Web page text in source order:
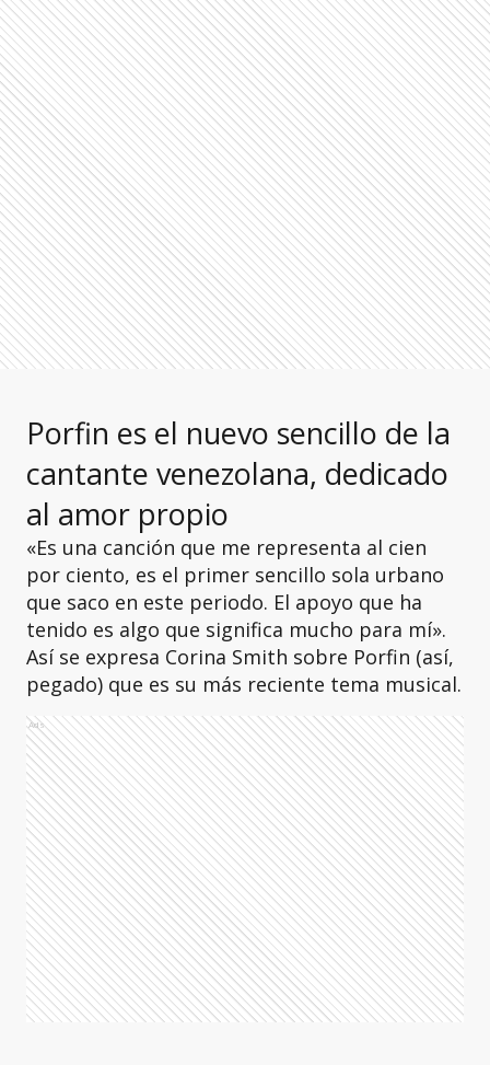
Porfin es el nuevo sencillo de la
cantante venezolana, dedicado
al amor propio
«Es una canción que me representa al cien
por ciento, es el primer sencillo sola urbano
que saco en este periodo. El apoyo que ha
tenido es algo que significa mucho para mí».
Así se expresa Corina Smith sobre Porfin (así,
pegado) que es su más reciente tema musical.
Ads